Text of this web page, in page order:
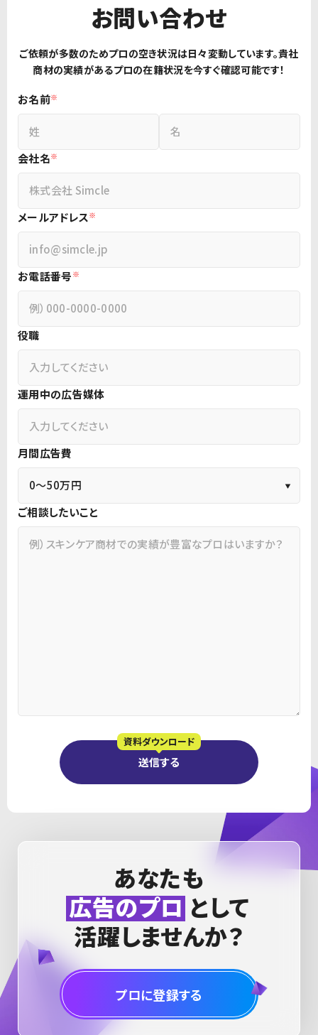
お問い合わせ
ご依頼が多数のためプロの空き状況は日々変動しています。貴社
商材の実績があるプロの在籍状況を今すぐ確認可能です！
お名前※
会社名※
メールアドレス※
お電話番号 ※
役職
運用中の広告媒体
月間広告費
ご相談したいこと
資料ダウンロード
送信する
あなたも
広告のプロとして
活躍しませんか？
プロに登録する